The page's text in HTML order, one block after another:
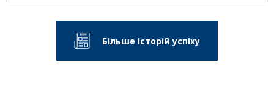
Більше історій успіху